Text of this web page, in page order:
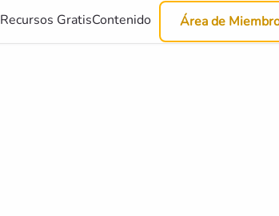
Recursos GratisContenido Área de